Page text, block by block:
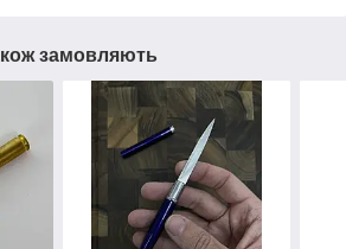
замовляють